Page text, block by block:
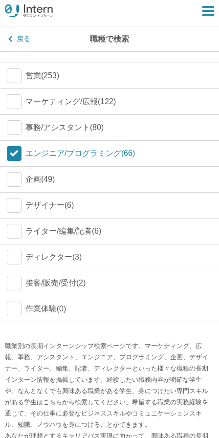
戻る 職種で検索
営業(253)
マーケティング/広報(122)
事務/アシスタント(80)
エンジニア/プログラミング(66)
企画(49)
デザイナー(6)
ライター/編集/記者(6)
ディレクター(3)
接客/販売/受付(2)
作業体験(0)
職業別の長期インターンシップ検索ページです。マーケティング、広
報、事務、アシスタント、エンジニア、プログラミング、企画、デザイ
ナー、ライター、編集、記者、ディレクターといった様々な職種の長期
インターン情報を掲載しています。経験したい職務内容が明確な学生
や、なんとなくでも興味ある職業がある学生、身につけたい専門スキル
がある学生はこちらから検索してください。希望する職業の実務経験を
通じて、その仕事に必要なビジネススキルやコミュニケーションスキ
ル、知識、ノウハウを身につけることができます。
あなたが理想とするキャリアパス実現に向かって、興味ある職種の長期